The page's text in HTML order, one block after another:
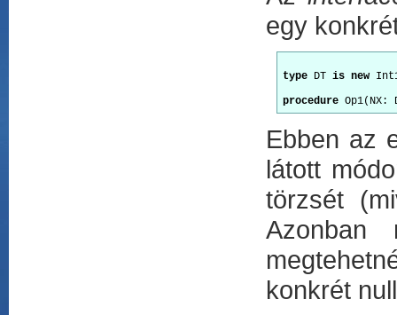
egy
type DT is new
procedure
Ebben az
látott
törzsét
Azonban
konkrét